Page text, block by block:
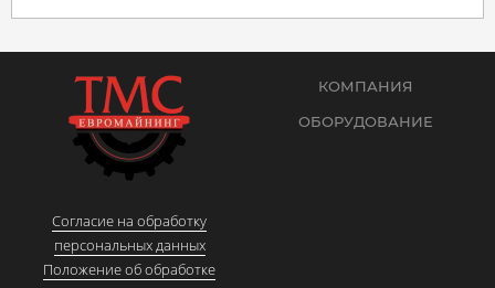
Согласие на обработку
персональных данных
Положение об обработке
КОМПАНИЯ
ОБОРУДОВАНИЕ